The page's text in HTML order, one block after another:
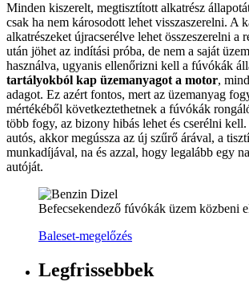
Minden kiszerelt, megtisztított alkatrész
csak ha nem károsodott lehet visszaszerelni. A
alkatrészeket újracserélve lehet összeszerelni a
után jöhet az indítási próba, de nem a saját
használva, ugyanis ellenőrizni kell a fúvókák
tartályokból kap üzemanyagot a motor,
adagot. Ez azért fontos, mert az üzemanyag
mértékéből következtethetnek a fúvókák
több fogy, az bizony hibás lehet és cserélni kell.
autós, akkor megússza az új szűrő árával, a
munkadíjával, na és azzal, hogy legalább egy
autóját.
Befecsekendező fúvókák üzem közbeni
Baleset-megelőzés
Legfrissebbek